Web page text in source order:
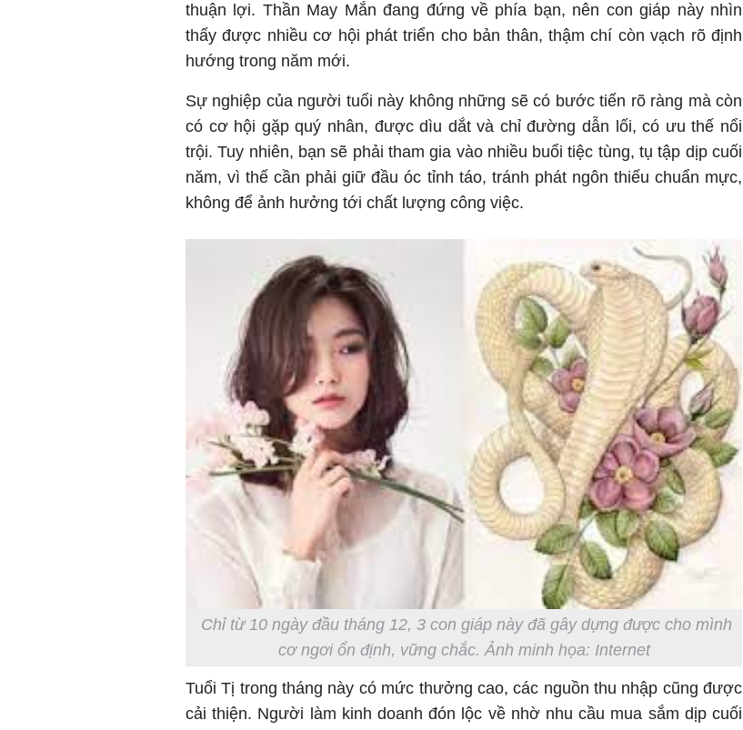
thuận lợi. Thần May Mắn đang đứng về phía bạn, nên con giáp này nhìn
thấy được nhiều cơ hội phát triển cho bản thân, thậm chí còn vạch rõ định
hướng trong năm mới.
Sự nghiệp của người tuổi này không những sẽ có bước tiến rõ ràng mà còn
có cơ hội gặp quý nhân, được dìu dắt và chỉ đường dẫn lối, có ưu thế nổi
trội. Tuy nhiên, bạn sẽ phải tham gia vào nhiều buổi tiệc tùng, tụ tập dịp cuối
năm, vì thế cần phải giữ đầu óc tỉnh táo, tránh phát ngôn thiếu chuẩn mực,
không để ảnh hưởng tới chất lượng công việc.
Chỉ từ 10 ngày đầu tháng 12, 3 con giáp này đã gây dựng được cho mình
cơ ngơi ổn định, vững chắc. Ảnh minh họa: Internet
Tuổi Tị trong tháng này có mức thưởng cao, các nguồn thu nhập cũng được
cải thiện. Người làm kinh doanh đón lộc về nhờ nhu cầu mua sắm dịp cuối